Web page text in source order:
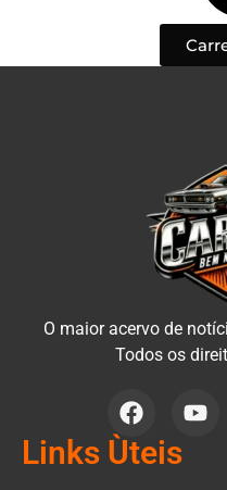
O maior acervo de
Todos os
Links Ùteis